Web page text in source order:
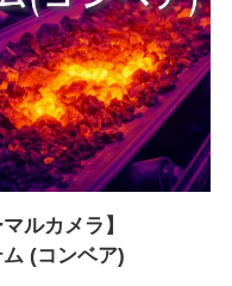
ルカメラ】
(コンベア)